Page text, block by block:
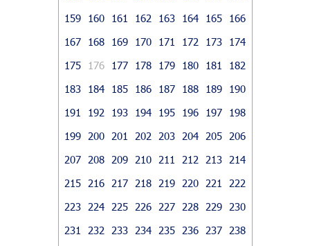
159
160 161 162 163 164 165
166
167
168 169 170 171 172 173
174
175
176 177 178 179 180 181
182
183
184 185 186 187 188 189
190
191
192 193 194 195 196 197
198
199
200 201 202 203 204 205
206
207
208 209 210 211 212 213
214
215
216 217 218 219 220 221
222
223
224 225 226 227 228 229
230
231
232 233 234 235 236 237
238